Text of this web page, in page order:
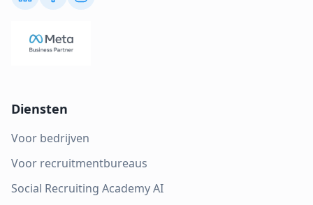
Diensten
Voor bedrijven
Voor recruitmentbureaus
Social Recruiting Academy AI